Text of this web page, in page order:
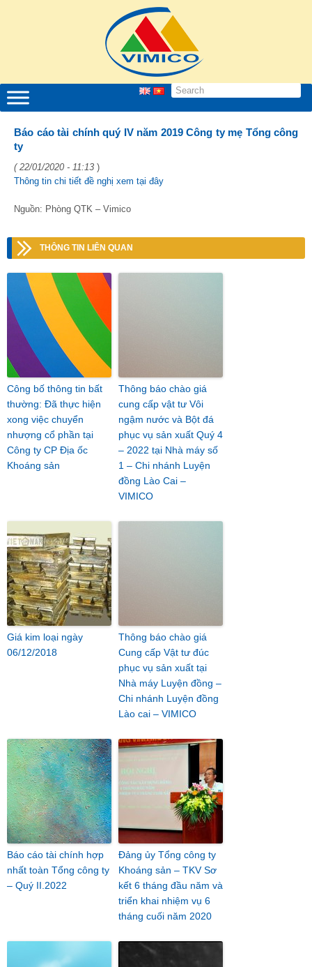
Báo cáo tài chính quý IV năm 2019 Công ty mẹ Tổng công
ty
( 22/01/2020 - 11:13 )
Thông tin chi tiết đề nghị xem tại đây
Nguồn: Phòng QTK – Vimico
THÔNG TIN LIÊN QUAN
Công bố thông tin bất
thường: Đã thực hiện
xong việc chuyển
nhượng cổ phần tại
Công ty CP Địa ốc
Khoáng sản
Thông báo chào giá
cung cấp vật tư Vôi
ngậm nước và Bột đá
phục vụ sản xuất Quý 4
– 2022 tại Nhà máy số
1 – Chi nhánh Luyện
đồng Lào Cai –
VIMICO
Giá kim loại ngày
06/12/2018
Thông báo chào giá
Cung cấp Vật tư đúc
phục vụ sản xuất tại
Nhà máy Luyện đồng –
Chi nhánh Luyện đồng
Lào cai – VIMICO
Báo cáo tài chính hợp
nhất toàn Tổng công ty
– Quý II.2022
Đảng ủy Tổng công ty
Khoáng sản – TKV Sơ
kết 6 tháng đầu năm và
triển khai nhiệm vụ 6
tháng cuối năm 2020